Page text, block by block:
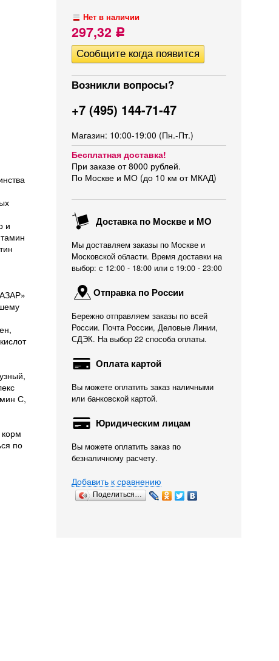
Нет в наличии
297,32 Р
Возникли вопросы?
+7 (495) 144-71-47
Магазин: 10:00-19:00 (Пн.-Пт.)
Бесплатная доставка!
При заказе от 8000 рублей.
По Москве и МО (до 10 км от МКАД)
Доставка по Москве и МО
Мы доставляем заказы по Москве и
Московской области. Время доставки на
выбор: с 12:00 - 18:00 или c 19:00 - 23:00
Отправка по России
Бережно отправляем заказы по всей
России. Почта России, Деловые Линии,
СДЭК. На выбор 22 способа оплаты.
Оплата картой
Вы можете оплатить заказ наличными
или банковской картой.
Юридическим лицам
Вы можете оплатить заказ по
безналичному расчету.
Добавить к сравнению
Поделиться…
и
С,
по